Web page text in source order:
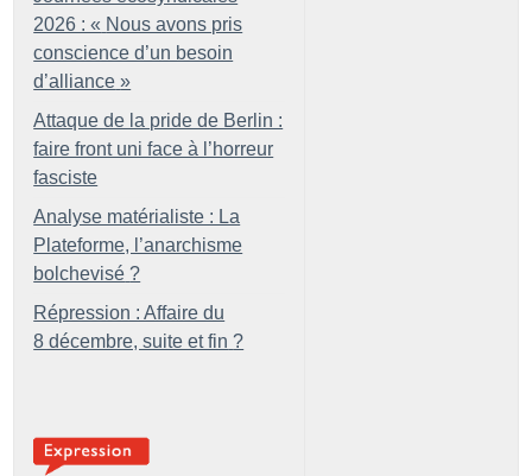
2026 : « Nous avons pris
conscience d’un besoin
d’alliance »
Attaque de la pride de Berlin :
faire front uni face à l’horreur
fasciste
Analyse matérialiste : La
Plateforme, l’anarchisme
bolchevisé ?
Répression : Affaire du
8 décembre, suite et fin ?